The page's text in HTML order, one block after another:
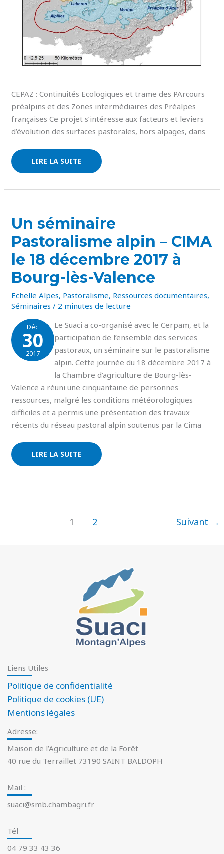
CEPAZ : Continuités Ecologiques et trame des PArcours
préalpins et des Zones intermédiaires des Préalpes
françaises Ce projet s’intéresse aux facteurs et leviers
d’évolution des surfaces pastorales, hors alpages, dans
LIRE LA SUITE
Un séminaire
Pastoralisme alpin – CIMA
le 18 décembre 2017 à
Bourg-lès-Valence
Echelle Alpes, Pastoralisme, Ressources documentaires,
Séminaires / 2 minutes de lecture
Déc
30
2017
Le Suaci a co-organisé avec le Cerpam, et la
participation de l’ensemble des services
pastoraux, un séminaire sur le pastoralisme
alpin. Cette journée du 18 décembre 2017 à
la Chambre d’agriculture de Bourg-lès-
Valence a réuni une cinquantaine de personnes
ressources, malgré les conditions météorologiques
difficiles et a permis une présentation des travaux
récents du réseau pastoral alpin soutenus par la Cima
SÉMINAIRE
PASTORALISME
ALPIN
–
CIMA
LE
18
DÉCEMBRE
2017
BOURG-
LÈS-
VALENCE
LIRE LA SUITE
1 2 Suivant →
Liens Utiles
Politique de confidentialité
Politique de cookies (UE)
Mentions légales
Adresse:
Maison de l’Agriculture et de la Forêt
40 rue du Terraillet 73190 SAINT BALDOPH
Mail :
suaci@smb.chambagri.fr
Tél
04 79 33 43 36